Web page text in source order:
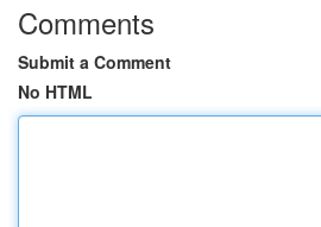
Comments
Submit a Comment
No HTML